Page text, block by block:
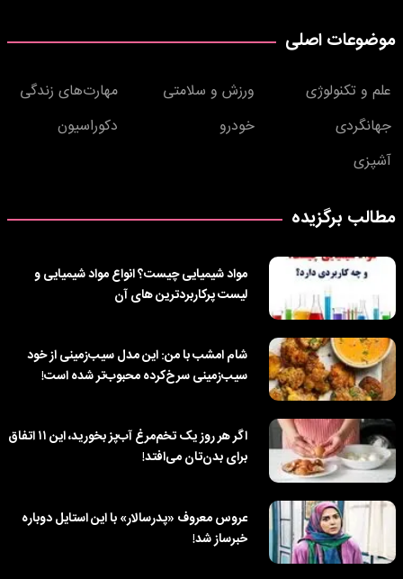
موضوعات اصلی
علم و تکنولوژی ورزش و سلامتی
مهارت‌های زندگی
جهانگردی
خودرو
دکوراسیون
آشپزی
مطالب برگزیده
مواد شیمیایی چیست؟ انواع مواد شیمیایی و
لیست پرکاربردترین‌ های آن
شام امشب با من: این مدل سیب‌زمینی از خود
سیب‌زمینی سرخ‌کرده محبوب‌تر شده است!
اگر هر روز یک تخم‌مرغ آب‌پز بخورید، این ۱۱ اتفاق
برای بدن‌تان می‌افتد!
عروس معروف «پدرسالار» با این استایل دوباره
خبرساز شد!